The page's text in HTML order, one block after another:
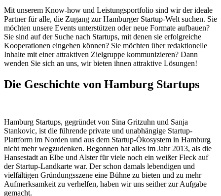
Mit unserem Know-how und Leistungsportfolio sind wir der ideale
Partner für alle, die Zugang zur Hamburger Startup-Welt suchen. Sie
möchten unsere Events unterstützen oder neue Formate aufbauen?
Sie sind auf der Suche nach Startups, mit denen sie erfolgreiche
Kooperationen eingehen können? Sie möchten über redaktionelle
Inhalte mit einer attraktiven Zielgruppe kommunizieren? Dann
wenden Sie sich an uns, wir bieten ihnen attraktive Lösungen!
Die Geschichte von Hamburg Startups
Hamburg Startups, gegründet von Sina Gritzuhn und Sanja
Stankovic, ist die führende private und unabhängige Startup-
Plattform im Norden und aus dem Startup-Ökosystem in Hamburg
nicht mehr wegzudenken. Begonnen hat alles im Jahr 2013, als die
Hansestadt an Elbe und Alster für viele noch ein weißer Fleck auf
der Startup-Landkarte war. Der schon damals lebendigen und
vielfältigen Gründungsszene eine Bühne zu bieten und zu mehr
Aufmerksamkeit zu verhelfen, haben wir uns seither zur Aufgabe
gemacht.